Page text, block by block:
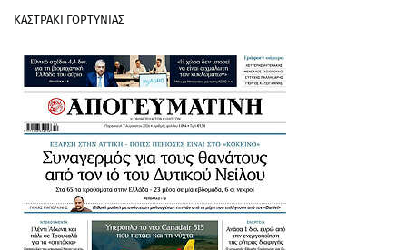
ΚΑΣΤΡΑΚΙ ΓΟΡΤΥΝΙΑΣ